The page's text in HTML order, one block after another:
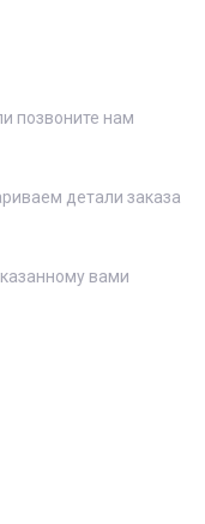
позвоните нам
детали заказа
вами